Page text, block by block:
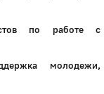
по работе с
молодежи,